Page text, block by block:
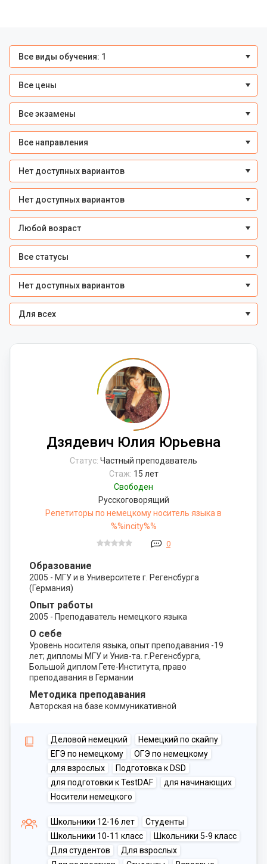
Все виды обучения: 1
Все цены
Все экзамены
Все направления
Нет доступных вариантов
Нет доступных вариантов
Любой возраст
Все статусы
Нет доступных вариантов
Для всех
Дзядевич Юлия Юрьевна
Статус: Частный преподаватель
Стаж: 15 лет
Свободен
Русскоговорящий
Репетиторы по немецкому носитель языка в
%%incity%%
0
Образование
2005 - МГУ и в Университете г. Регенсбурга
(Германия)
Опыт работы
2005 - Преподаватель немецкого языка
О себе
Уровень носителя языка, опыт преподавания -19
лет; дипломы МГУ и Унив-та. г.Регенсбурга,
Большой диплом Гете-Института, право
преподавания в Германии
Методика преподавания
Авторская на базе коммуникативной
Деловой немецкий
Немецкий по скайпу
ЕГЭ по немецкому
ОГЭ по немецкому
для взрослых
Подготовка к DSD
для подготовки к TestDAF
для начинающих
Носители немецкого
Школьники 12-16 лет
Студенты
Школьники 10-11 класс
Школьники 5-9 класс
Для студентов
Для взрослых